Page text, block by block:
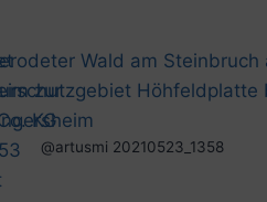
@artusmi 20210523_1358